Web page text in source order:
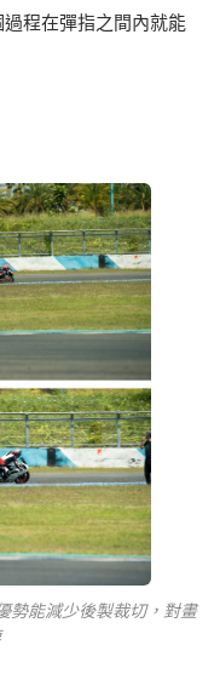
程在彈指之間內就能
勢能減少後製裁切，對畫